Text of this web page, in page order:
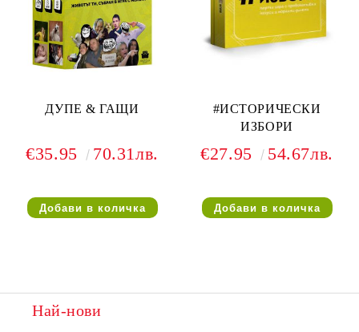
ДУПЕ & ГАЩИ
€35.95 70.31лв.
#ИСТОРИЧЕСКИ
ИЗБОРИ
€27.95 54.67лв.
Най-нови